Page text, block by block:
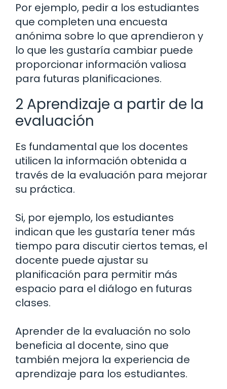
Por ejemplo, pedir a los estudiantes
que completen una encuesta
anónima sobre lo que aprendieron y
lo que les gustaría cambiar puede
proporcionar información valiosa
para futuras planificaciones.
2 Aprendizaje a partir de la
evaluación
Es fundamental que los docentes
utilicen la información obtenida a
través de la evaluación para mejorar
su práctica.
Si, por ejemplo, los estudiantes
indican que les gustaría tener más
tiempo para discutir ciertos temas, el
docente puede ajustar su
planificación para permitir más
espacio para el diálogo en futuras
clases.
Aprender de la evaluación no solo
beneficia al docente, sino que
también mejora la experiencia de
aprendizaje para los estudiantes.